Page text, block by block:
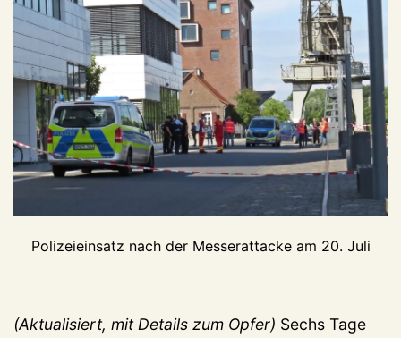
Polizeieinsatz nach der Messerattacke am 20. Juli
(Aktualisiert, mit Details zum Opfer) Sechs Tage